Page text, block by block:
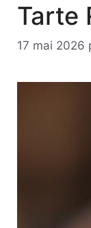
Tarte
17 mai 2026